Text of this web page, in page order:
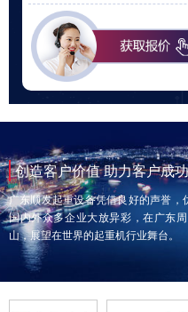
创造客户价值 助力客户成
广东顺发起重设备凭借良好的声誉
国内外众多企业大放异彩，在广东
山，展望在世界的起重机行业舞台。